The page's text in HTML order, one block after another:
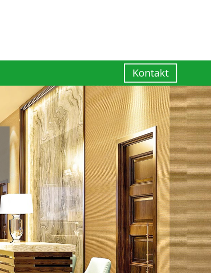
Kontakt